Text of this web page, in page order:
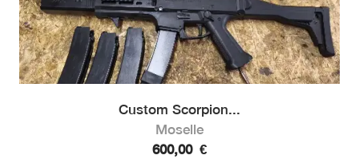
Custom Scorpion...
Moselle
600,00 €